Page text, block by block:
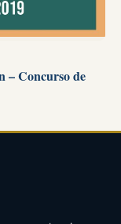
– Concurso de